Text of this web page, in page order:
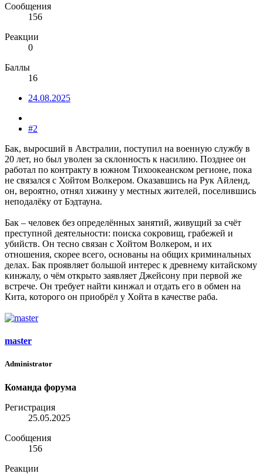
Сообщения
156
Реакции
0
Баллы
16
24.08.2025
#2
Бак, выросший в Австралии, поступил на военную службу в
20 лет, но был уволен за склонность к насилию. Позднее он
работал по контракту в южном Тихоокеанском регионе, пока
не связался с Хойтом Волкером. Оказавшись на Рук Айленд,
он, вероятно, отнял хижину у местных жителей, поселившись
неподалёку от Бэдтауна.
Бак – человек без определённых занятий, живущий за счёт
преступной деятельности: поиска сокровищ, грабежей и
убийств. Он тесно связан с Хойтом Волкером, и их
отношения, скорее всего, основаны на общих криминальных
делах. Бак проявляет большой интерес к древнему китайскому
кинжалу, о чём открыто заявляет Джейсону при первой же
встрече. Он требует найти кинжал и отдать его в обмен на
Кита, которого он приобрёл у Хойта в качестве раба.
master
Administrator
Команда форума
Регистрация
25.05.2025
Сообщения
156
Реакции